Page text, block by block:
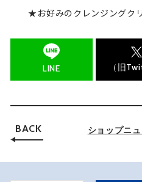
★お好みのクレンジングク
LINE （旧
BACK ショップニ